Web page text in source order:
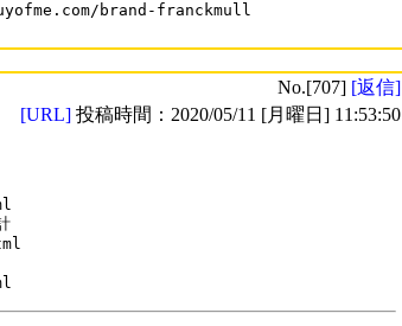
brand-franckmull
No.[707] [返信]
[URL] 投稿時間：2020/05/11 [月曜日] 11:53:50